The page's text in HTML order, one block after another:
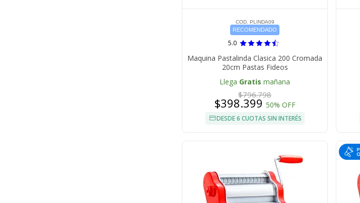
COD. PLINDA09
RECOMENDADO
5.0
Maquina Pastalinda Clasica 200 Cromada
20cm Pastas Fideos
Llega Gratis mañana
$796.798
$398.399 50% OFF
DESDE 6 CUOTAS SIN INTERÉS